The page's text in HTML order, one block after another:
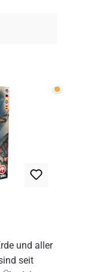
Wenige
und aller
seit